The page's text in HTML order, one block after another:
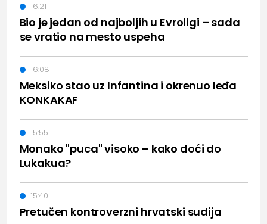
Bio je jedan od najboljih u Evroligi – sada
se vratio na mesto uspeha
16:21
Meksiko stao uz Infantina i okrenuo leđa
KONKAKAF
16:08
Monako "puca" visoko – kako doći do
Lukakua?
15:55
Pretučen kontroverzni hrvatski sudija
15:40